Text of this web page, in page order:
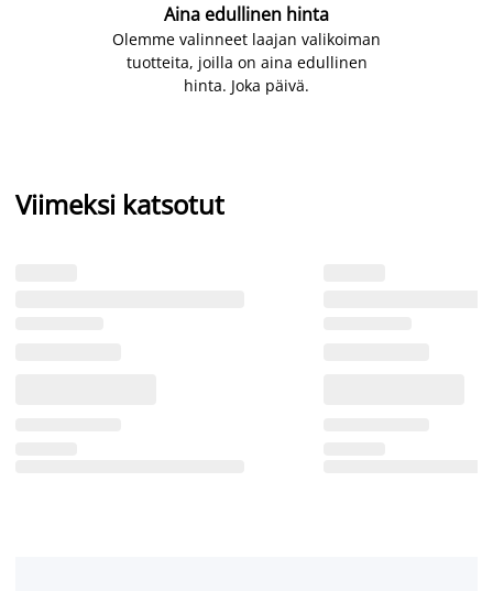
Aina edullinen hinta
Olemme valinneet laajan valikoiman
tuotteita, joilla on aina edullinen
hinta. Joka päivä.
Viimeksi katsotut